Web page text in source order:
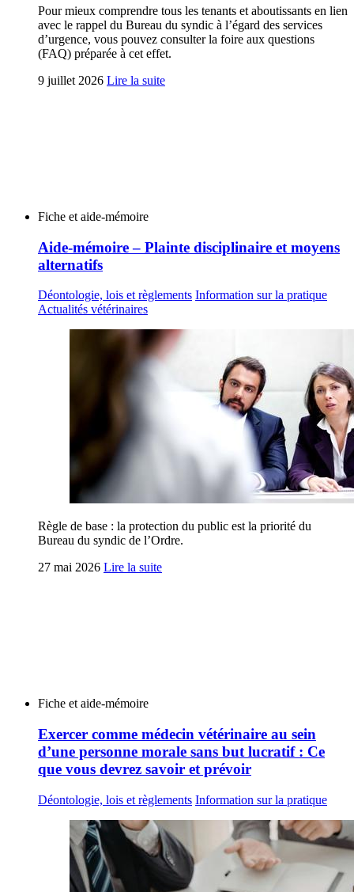
Pour mieux comprendre tous les tenants et aboutissants en lien
avec le rappel du Bureau du syndic à l’égard des services
d’urgence, vous pouvez consulter la foire aux questions
(FAQ) préparée à cet effet.
9 juillet 2026 Lire la suite
Fiche et aide-mémoire
Aide-mémoire – Plainte disciplinaire et moyens
alternatifs
Déontologie, lois et règlements Information sur la pratique
Actualités vétérinaires
Règle de base : la protection du public est la priorité du
Bureau du syndic de l’Ordre.
27 mai 2026 Lire la suite
Fiche et aide-mémoire
Exercer comme médecin vétérinaire au sein
d’une personne morale sans but lucratif : Ce
que vous devrez savoir et prévoir
Déontologie, lois et règlements Information sur la pratique